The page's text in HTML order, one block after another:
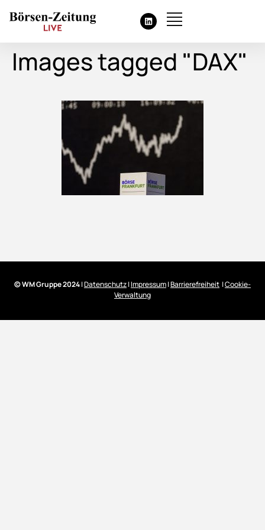
Images tagged "DAX"
© WM Gruppe 2024|Datenschutz|Impressum|Barrierefreiheit |Cookie-
Verwaltung